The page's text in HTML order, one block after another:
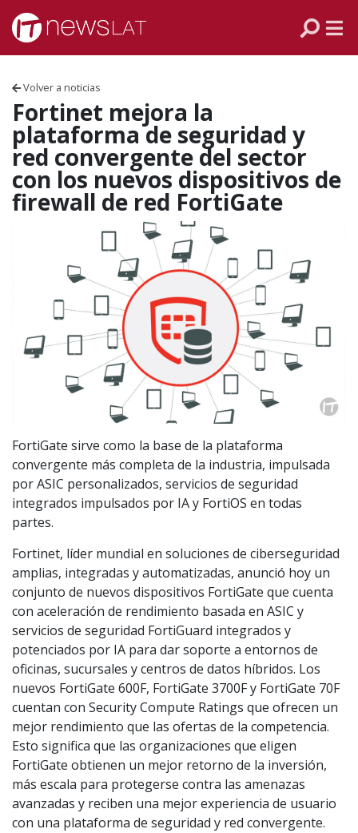
Skip to content
Volver a noticias
Fortinet mejora la
plataforma de seguridad y
red convergente del sector
con los nuevos dispositivos de
firewall de red FortiGate
FortiGate sirve como la base de la plataforma
convergente más completa de la industria, impulsada
por ASIC personalizados, servicios de seguridad
integrados impulsados por IA y FortiOS en todas
partes.
Fortinet, líder mundial en soluciones de ciberseguridad
amplias, integradas y automatizadas, anunció hoy un
conjunto de nuevos dispositivos FortiGate que cuenta
con aceleración de rendimiento basada en ASIC y
servicios de seguridad FortiGuard integrados y
potenciados por IA para dar soporte a entornos de
oficinas, sucursales y centros de datos híbridos. Los
nuevos FortiGate 600F, FortiGate 3700F y FortiGate 70F
cuentan con Security Compute Ratings que ofrecen un
mejor rendimiento que las ofertas de la competencia.
Esto significa que las organizaciones que eligen
FortiGate obtienen un mejor retorno de la inversión,
más escala para protegerse contra las amenazas
avanzadas y reciben una mejor experiencia de usuario
con una plataforma de seguridad y red convergente.
VENEZUELA
ECUADOR
PERÚ
CHILE
ARGENTINA
MÉXICO